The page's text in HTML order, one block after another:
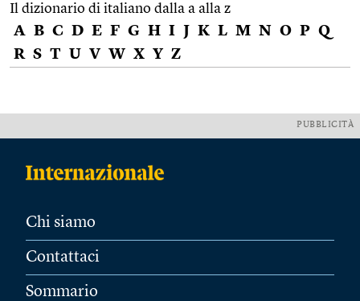
Il dizionario di italiano dalla a alla z
A B C D E F G H I J K L M N O P Q
R S T U V W X Y Z
PUBBLICITÀ
Chi siamo
Contattaci
Sommario